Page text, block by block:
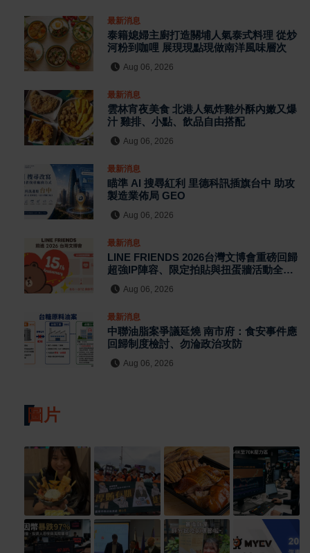
最新消息
泰籍媳婦主廚打造關埔人氣泰式料理 從炒
河粉到咖哩 展現現點現做南洋風味層次
Aug 06, 2026
最新消息
雲林宵夜美食 北港人氣炸雞外酥內嫩又爆
汁 雞排、小點、飲品自由搭配
Aug 06, 2026
最新消息
瞄準 AI 搜尋紅利 里德科訊插旗台中 助攻
製造業佈局 GEO
Aug 06, 2026
最新消息
LINE FRIENDS 2026台灣文博會重磅回歸
超強IP陣容、限定拍貼與扭蛋牆活動全公
開
Aug 06, 2026
最新消息
中聯油脂案爭議延燒 南市府：食安事件應
回歸制度檢討、勿淪政治攻防
Aug 06, 2026
圖片